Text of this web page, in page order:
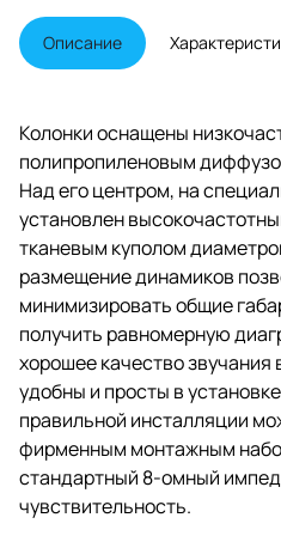
интеграцию колонок в
существующий интерьер с
целью сделать их максимально
акустических систем данной
серии, Bowers-Wilkins CCM 664
имеют рамку минимальной
ширины, обеспечивающую
колонкам весьма элегантный
внешний вид.
Описание
Колонки оснащены
полипропиленовым
Над его центром, на
установлен
тканевым куполом
размещение динамиков
минимизировать общие
получить равномерную
хорошее качество звучания
удобны и просты в
правильной инсталляции
фирменным монтажным
стандартный 8-омный
чувствительность.